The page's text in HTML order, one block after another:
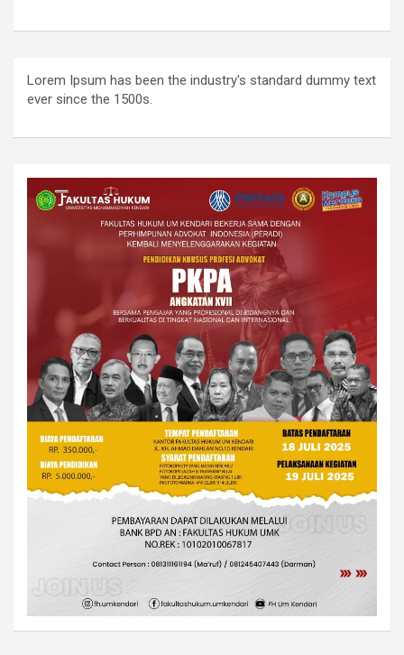
Lorem Ipsum has been the industry's standard dummy text
ever since the 1500s.